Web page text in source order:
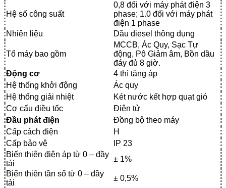
Hệ số công suất
0,8 đối với máy phát điện 3
phase; 1.0 đối với máy phát
điện 1 phase
Nhiên liệu
Dầu diesel thông dụng
Tổ máy bao gồm
MCCB, Ác Quy, Sạc Tự
động, Pô Giảm âm, Bồn dầu
đáy đủ 8 giờ.
Động cơ
4 thì tăng áp
Hệ thống khởi động
Ác quy
Hệ thống giải nhiệt
Két nước kết hợp quạt gió
Cơ cấu điều tốc
Điện tử
Đầu phát điện
Đồng bộ theo máy
Cấp cách điện
H
Cấp bảo vệ
IP 23
Biến thiên điện áp từ 0 – đầy
tải
± 1%
Biến thiên tần số từ 0 – đầy
tải
± 0,5%